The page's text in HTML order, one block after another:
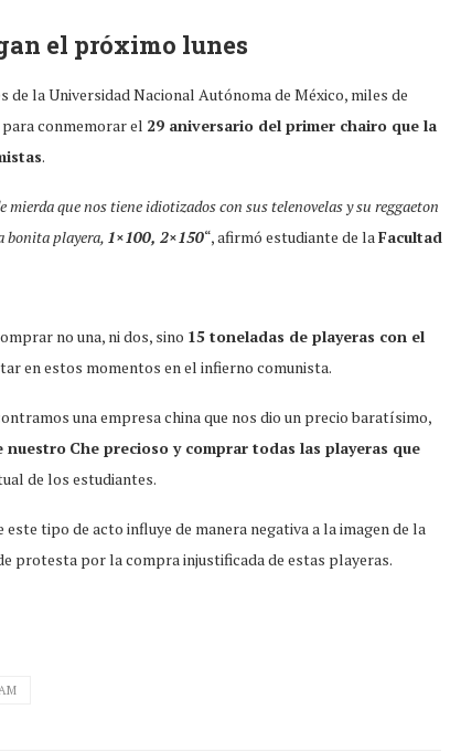
el próximo lunes
la Universidad Nacional Autónoma de México, miles de
conmemorar el 29 aniversario del primer chairo que la
.
que nos tiene idiotizados con sus telenovelas y su reggaeton
bonita playera, 1×100, 2×150“, afirmó estudiante de laFacultad
no una, ni dos, sino 15 toneladas de playeras con el
en estos momentos en el infierno comunista.
una empresa china que nos dio un precio baratísimo,
nuestro Che precioso y comprar todas las playeras que
de los estudiantes.
este tipo de acto influye de manera negativa a la imagen de la
protesta por la compra injustificada de estas playeras.